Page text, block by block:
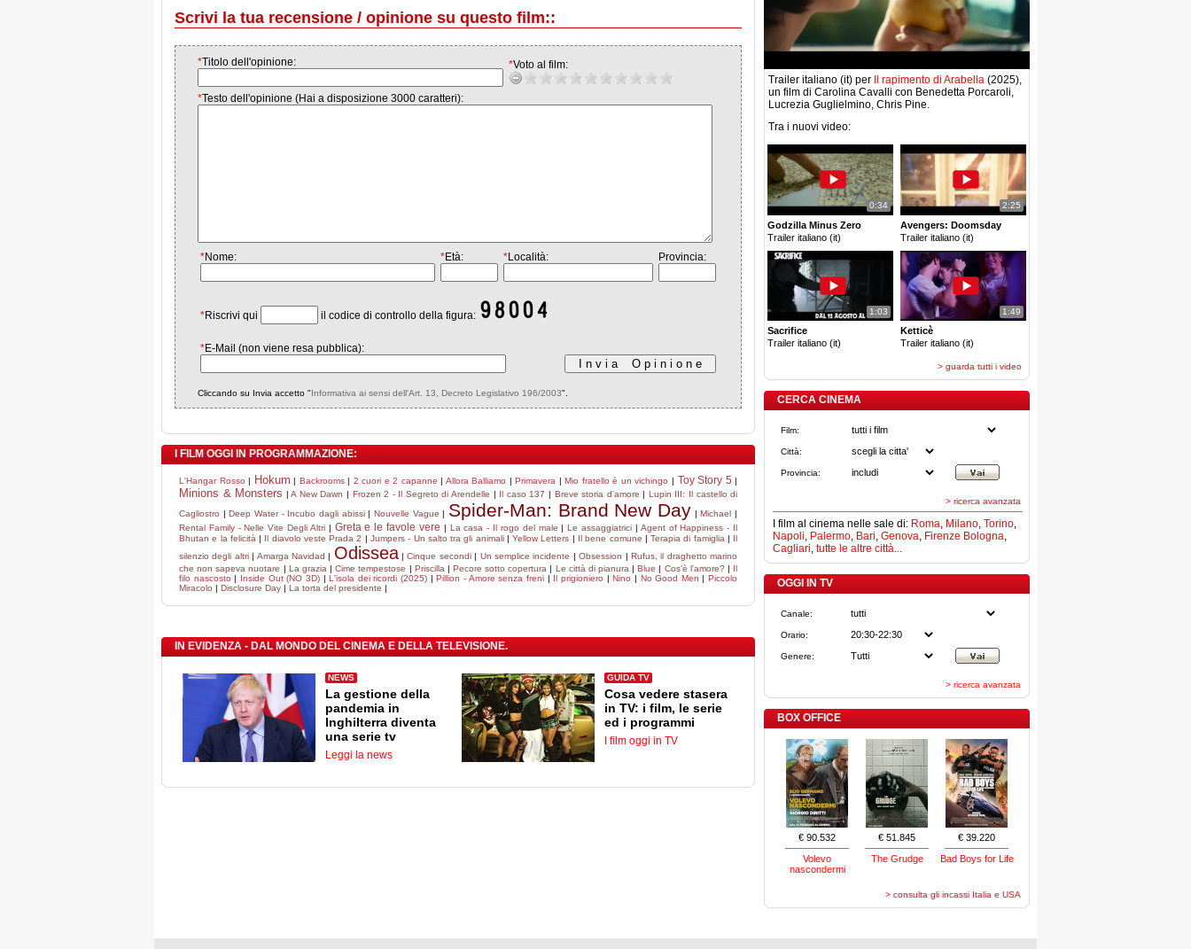
Scrivi la tua recensione / opinione su questo film::
*Titolo dell'opinione: *Voto al film:
*Testo dell'opinione (Hai a disposizione 3000 caratteri):
*Nome: *Età: *Località: Provincia:
*Riscrivi qui il codice di controllo della figura:
*E-Mail (non viene resa pubblica):
Cliccando su Invia accetto "Informativa ai sensi dell'Art. 13, Decreto Legislativo 196/2003".
I FILM OGGI IN PROGRAMMAZIONE:
L'Hangar Rosso | Hokum | Backrooms| 2 cuori e 2 capanne | Allora Balliamo |Primavera |Mio fratello è un vichingo | Toy Story 5 |
Minions & Monsters |A New Dawn | Frozen 2 - Il Segreto di Arendelle | Il caso 137 | Breve storia d'amore | Lupin III: Il castello di
Cagliostro |Deep Water - Incubo dagli abissi|Nouvelle Vague | Spider-Man: Brand New Day |Michael |
Rental Family - Nelle Vite Degli Altri| Greta e le favole vere | La casa - Il rogo del male |Le assaggiatrici | Agent of Happiness - Il
Bhutan e la felicità | Il diavolo veste Prada 2 | Jumpers - Un salto tra gli animali|Yellow Letters | Il bene comune |Terapia di famiglia | Il
silenzio degli altri| Amarga Navidad | Odissea|Cinque secondi| Un semplice incidente |Obsession | Rufus, il draghetto marino
che non sapeva nuotare | La grazia |Cime tempestose | Priscilla | Pecore sotto copertura | Le città di pianura |Blue | Cos'è l'amore? | Il
filo nascosto | Inside Out (NO 3D)|L'isola dei ricordi (2025) |Pillion - Amore senza freni | Il prigioniero |Nino | No Good Men |Piccolo
Miracolo | Disclosure Day | La torta del presidente |
IN EVIDENZA - DAL MONDO DEL CINEMA E DELLA TELEVISIONE.
NEWS
La gestione della
pandemia in
Inghilterra diventa
una serie tv
Leggi la news
GUIDA TV
Cosa vedere stasera
in TV: i film, le serie
ed i programmi
I film oggi in TV
Trailer italiano (it) per Il rapimento di Arabella (2025),
un film di Carolina Cavalli con Benedetta Porcaroli,
Lucrezia Guglielmino, Chris Pine.
Tra i nuovi video:
0:34
Godzilla Minus Zero
Trailer italiano (it)
2:25
Avengers: Doomsday
Trailer italiano (it)
1:03
Sacrifice
Trailer italiano (it)
1:49
Ketticè
Trailer italiano (it)
> guarda tutti i video
CERCA CINEMA
Film:
Città:
Provincia:
> ricerca avanzata
I film al cinema nelle sale di: Roma, Milano, Torino,
Napoli, Palermo, Bari, Genova, Firenze Bologna,
Cagliari, tutte le altre città...
OGGI IN TV
Canale:
Orario:
Genere:
> ricerca avanzata
BOX OFFICE
€ 90.532
Volevo
nascondermi
€ 51.845
The Grudge
€ 39.220
Bad Boys for Life
> consulta gli incassi Italia e USA